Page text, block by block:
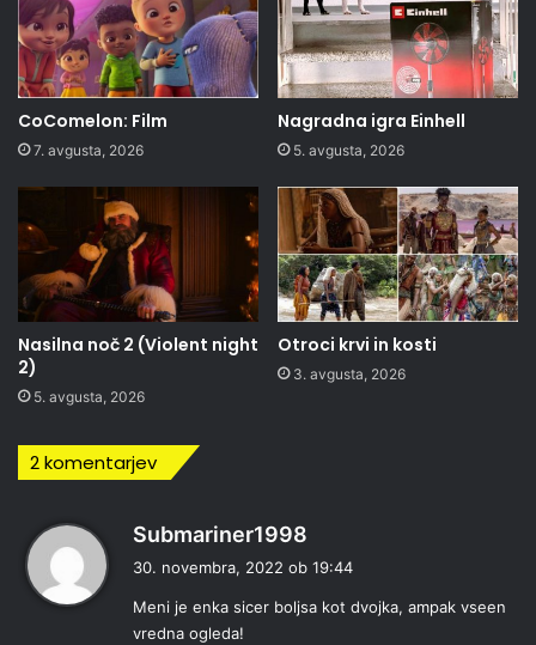
CoComelon: Film
7. avgusta, 2026
Nagradna igra Einhell
5. avgusta, 2026
Nasilna noč 2 (Violent night
2)
5. avgusta, 2026
Otroci krvi in kosti
3. avgusta, 2026
2 komentarjev
Submariner1998
v
30. novembra, 2022 ob 19:44
Meni je enka sicer boljsa kot dvojka, ampak vseen
vredna ogleda!